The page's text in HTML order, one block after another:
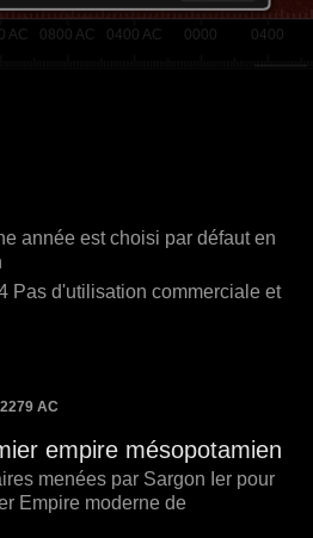
année est choisi par défaut en
Pas d'utilisation commerciale et
AC
empire mésopotamien
menées par Sargon Ier pour
Empire moderne de
AC 0800 AC 0400 AC 0000 0400